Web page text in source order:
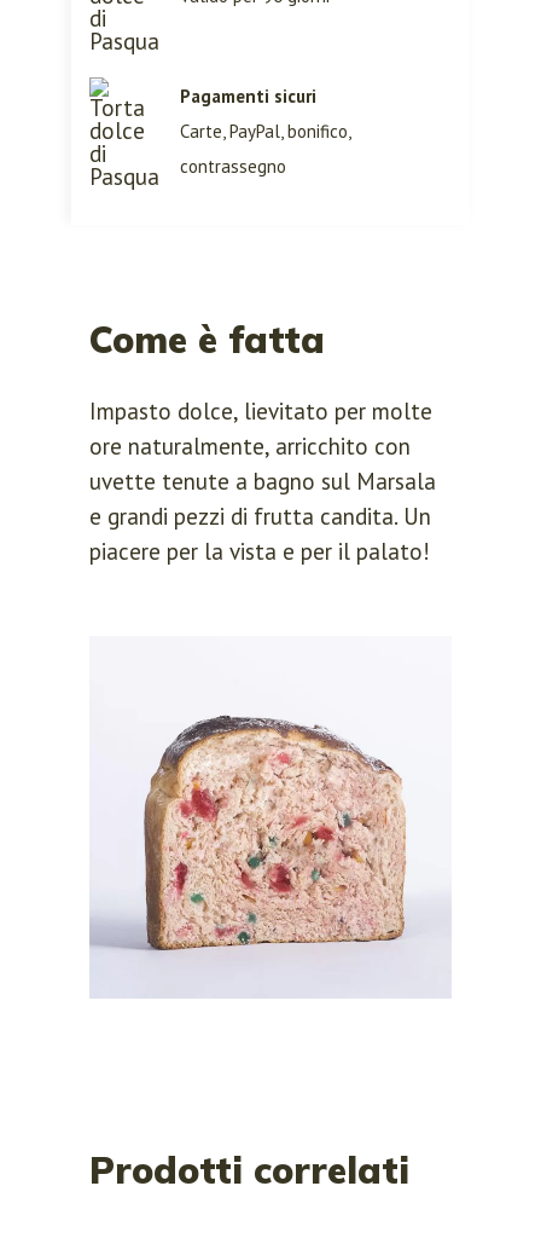
Pagamenti sicuri
Carte, PayPal, bonifico,
contrassegno
Come è fatta
Impasto dolce, lievitato per molte
ore naturalmente, arricchito con
uvette tenute a bagno sul Marsala
e grandi pezzi di frutta candita. Un
piacere per la vista e per il palato!
Prodotti correlati
steps.